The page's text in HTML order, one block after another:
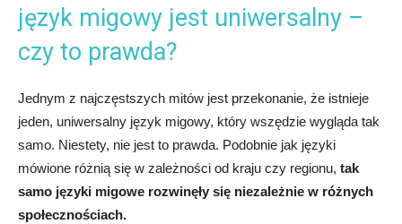
język migowy jest uniwersalny –
czy to prawda?
Jednym z najczęstszych mitów jest przekonanie, że istnieje
jeden, uniwersalny język migowy, który wszędzie wygląda tak
samo. Niestety, nie jest to prawda. Podobnie jak języki
mówione różnią się w zależności od kraju czy regionu, tak
samo języki migowe rozwinęły się niezależnie w różnych
społecznościach.